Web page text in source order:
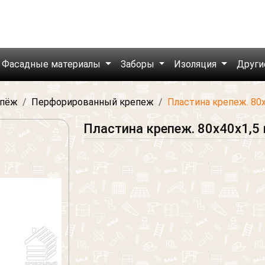
Фасадные материалы Заборы Изоляция
Перфорированный крепеж Пластина крепеж.
Пластина крепеж. 80х40х1,5